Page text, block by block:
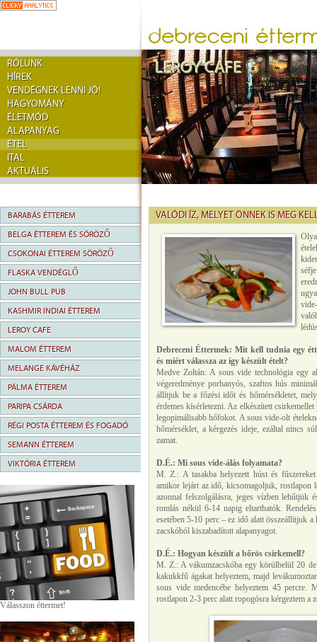
RÓLUNK
HÍREK
VENDÉGNEK LENNI JÓ!
HAGYOMÁNY
ÉLETMÓD
ALAPANYAG
ÉTEL
ITAL
AKTUÁLIS
BARABÁS ÉTTEREM
BELGA ÉTTEREM ÉS SÖRÖZŐ
CSOKONAI ÉTTEREM SÖRÖZŐ
FLASKA VENDÉGLŐ
JOHN BULL PUB
KASHMIR INDIAI ÉTTEREM
LEROY CAFE
MALOM ÉTTEREM
MELANGE KÁVÉHÁZ
PÁLMA ÉTTEREM
PARIPA CSÁRDA
RÉGI POSTA ÉTTEREM ÉS FOGADÓ
SEMANN ÉTTEREM
VIKTÓRIA ÉTTEREM
Válasszon éttermet!
VALÓDI ÍZ, MELYET ÖNNEK IS MEG
Debreceni Éttermek: Mit kell tudnia egy
és miért válassza az így készült ételt?
Medve Zoltán: A sous vide technológia egy
végeredménye porhanyós, szaftos hús
állítjuk be a főzési időt és hőmérsékletet,
érdemes kísérletezni. Az elkészített
legopimálisabb hőfokot. A sous vide-olt
hőmérséklet, a kérgezés ideje, ezáltal nincs
zamat.
D.É.: Mi sous vide-álás folyamata?
M. Z.: A tasakba helyezett húst és
amikor lejárt az idő, kicsomagoljuk, rostlapon
azonnal felszolgálásra, jeges vízben lehűtjük
romlás nékül 6-14 napig eltarthatók.
esetében 5-10 perc – ez idő alatt összeállítjuk
zacskóból kiszabadított alapanyagot.
D.É.: Hogyan készült a bőrös csirkemell?
M. Z.: A vákumzacskóba egy körülbelül 20
kakukkfű ágakat helyeztem, majd
sous vide medencébe helyeztem 45 percre.
rostlapon 2-3 perc alatt ropogósra kérgeztem a